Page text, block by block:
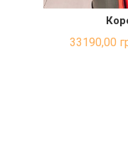
33190,00